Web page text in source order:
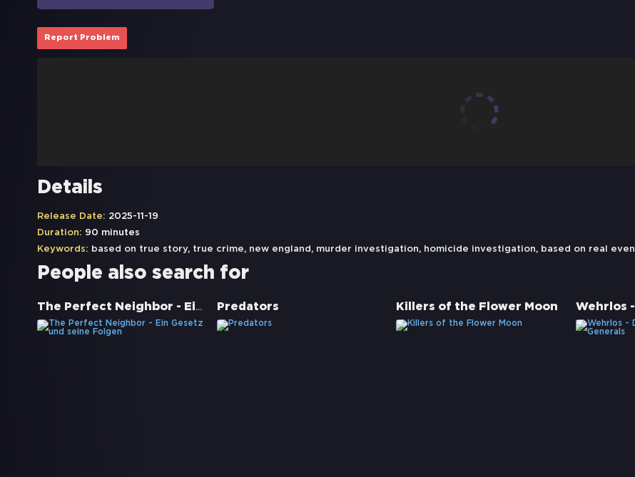
Report Problem
Details
Release Date: 2025-11-19
Duration: 90 minutes
Keywords: based on true story, true crime, new england , murder investigation, homicide investigation, based on real
People also search for
The Perfect Neighbor - Ein Gesetz und seine Folgen Predators Killers of the Flower Moon